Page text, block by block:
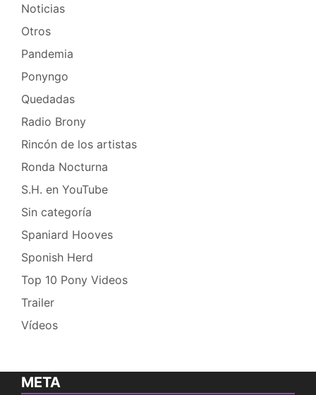
Noticias
Otros
Pandemia
Ponyngo
Quedadas
Radio Brony
Rincón de los artistas
Ronda Nocturna
S.H. en YouTube
Sin categoría
Spaniard Hooves
Sponish Herd
Top 10 Pony Videos
Trailer
Vídeos
META